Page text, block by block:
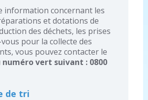
information concernant les
et dotations de
des déchets, les prises
pour la collecte des
vous pouvez contacter le
numéro vert suivant : 0800
de tri